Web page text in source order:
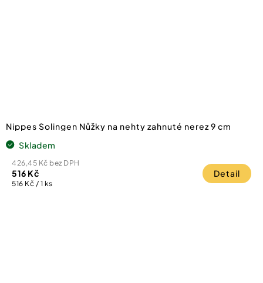
Nippes Solingen Nůžky na nehty zahnuté nerez 9 cm
Skladem
426,45 Kč bez DPH
516 Kč
Měrná
516 Kč / 1 ks
Detail